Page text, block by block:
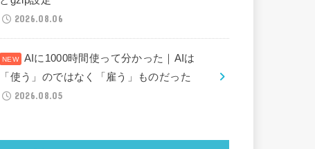
2026.08.06
AIに1000時間使って分かった｜AIは
「使う」のではなく「雇う」ものだった
2026.08.05